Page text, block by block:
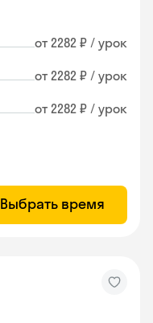
от 2282 ₽ / урок
от 2282 ₽ / урок
от 2282 ₽ / урок
Выбрать время